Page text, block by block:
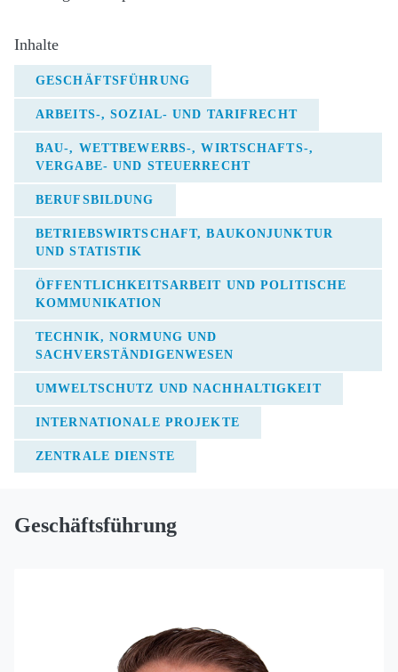
Inhalte
GESCHÄFTSFÜHRUNG
ARBEITS-, SOZIAL- UND TARIFRECHT
BAU-, WETTBEWERBS-, WIRTSCHAFTS-,
VERGABE- UND STEUERRECHT
BERUFSBILDUNG
BETRIEBSWIRTSCHAFT, BAUKONJUNKTUR
UND STATISTIK
ÖFFENTLICHKEITSARBEIT UND POLITISCHE
KOMMUNIKATION
TECHNIK, NORMUNG UND
SACHVERSTÄNDIGENWESEN
UMWELTSCHUTZ UND NACHHALTIGKEIT
INTERNATIONALE PROJEKTE
ZENTRALE DIENSTE
Geschäftsführung